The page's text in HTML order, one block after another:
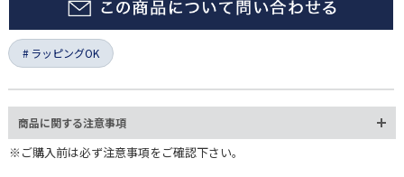
ラッピングOK
商品に関する注意事項
※ご購入前は必ず注意事項をご確認下さい。